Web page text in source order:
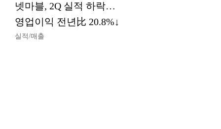
넷마블, 2Q 실적 하락…
영업이익 전년比 20.8%↓
실적/매출